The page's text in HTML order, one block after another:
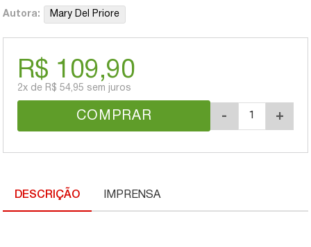
Autora: Mary Del Priore
R$ 109,90
2x de R$ 54,95 sem juros
COMPRAR - +
DESCRIÇÃO IMPRENSA